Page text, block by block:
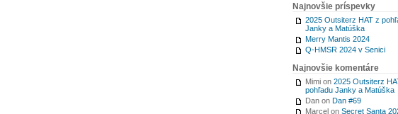
Najnovšie príspevky
2025 Outsiterz HAT z
Janky a Matúška
Merry Mantis 2024
Q-HMSR 2024 v Senici
Najnovšie komentáre
Mimi on 2025 Outsiterz
pohľadu Janky a Matúška
Dan on Dan #69
Marcel on Secret Santa